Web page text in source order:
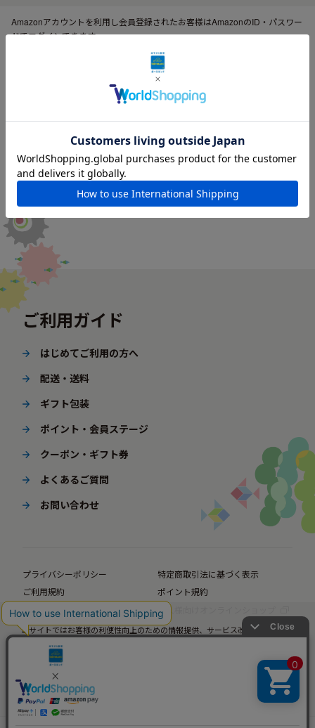
Amazonアカウントを利用し会員登録されたお客様はAmazonのID・パスワー
ドでログインできます。
ご利用ガイド
はじめてご利用の方へ
配送・送料
ギフト包装
ポイント・会員ステージ
クーポン・ギフト券
よくあるご質問
お問い合わせ
プライバシーポリシー
特定商取引法に基づく表示
ご利用規約
ポイント規約
企業サイト
法人様向けオンラインショップ
当サイトではお客様の利便性向上のための情報提供、サービス改善のための分
当サイトの閲覧を継続された場合、Cookieの使用にご同意いただいたものとみ
なします。
詳細については